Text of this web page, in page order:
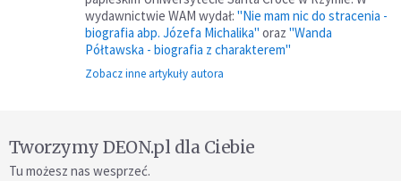
wydawnictwie WAM wydał: "Nie mam nic do stracenia -
biografia abp. Józefa Michalika" oraz "Wanda
Półtawska - biografia z charakterem"
Zobacz inne artykuły autora
Tworzymy DEON.pl dla Ciebie
Tu możesz nas wesprzeć.